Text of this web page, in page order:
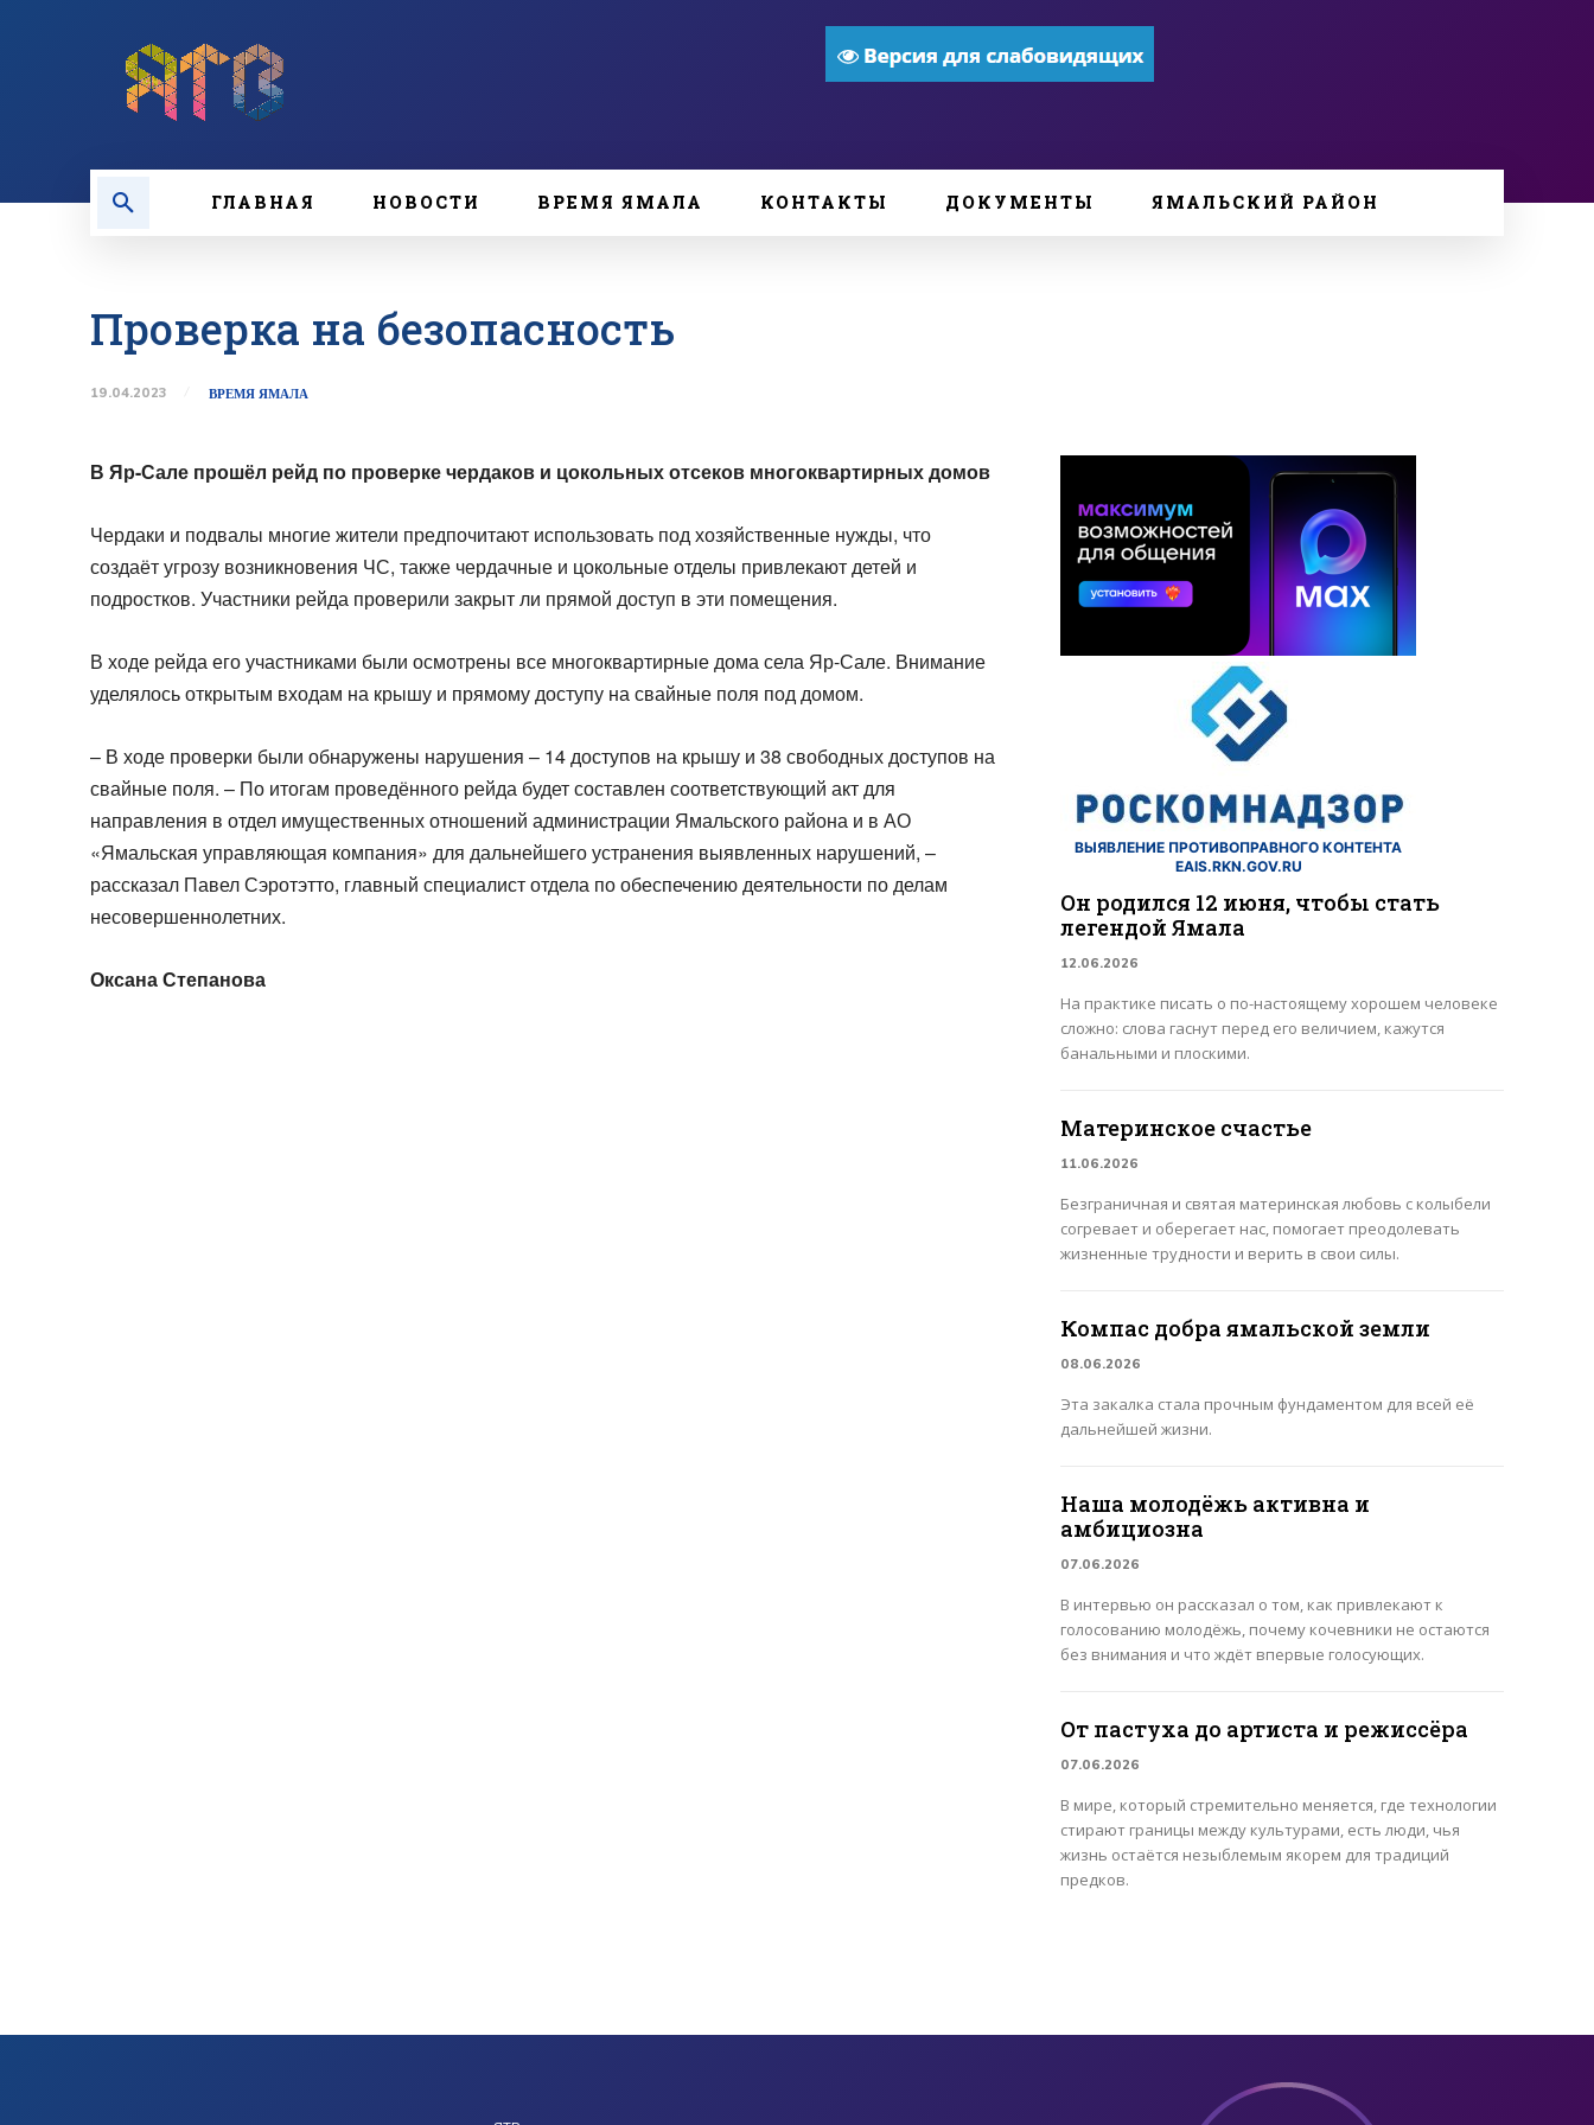
ГЛАВНАЯ НОВОСТИ ВРЕМЯ ЯМАЛА КОНТАКТЫ ДОКУМЕНТЫ ЯМАЛЬСКИЙ РАЙОН
Проверка на безопасность
19.04.2023 ВРЕМЯ ЯМАЛА
В Яр-Сале прошёл рейд по проверке чердаков и цокольных отсеков многоквартирных домов
Чердаки и подвалы многие жители предпочитают использовать под хозяйственные нужды, что
создаёт угрозу возникновения ЧС, также чердачные и цокольные отделы привлекают детей и
подростков. Участники рейда проверили закрыт ли прямой доступ в эти помещения.
В ходе рейда его участниками были осмотрены все многоквартирные дома села Яр-Сале. Внимание
уделялось открытым входам на крышу и прямому доступу на свайные поля под домом.
– В ходе проверки были обнаружены нарушения – 14 доступов на крышу и 38 свободных доступов на
свайные поля. – По итогам проведённого рейда будет составлен соответствующий акт для
направления в отдел имущественных отношений администрации Ямальского района и в АО
«Ямальская управляющая компания» для дальнейшего устранения выявленных нарушений, –
рассказал Павел Сэротэтто, главный специалист отдела по обеспечению деятельности по делам
несовершеннолетних.
Оксана Степанова
ВЫЯВЛЕНИЕ ПРОТИВОПРАВНОГО КОНТЕНТА
EAIS.RKN.GOV.RU
Он родился 12 июня, чтобы стать
легендой Ямала
12.06.2026
На практике писать о по-настоящему хорошем человеке
сложно: слова гаснут перед его величием, кажутся
банальными и плоскими.
Материнское счастье
11.06.2026
Безграничная и святая материнская любовь с колыбели
согревает и оберегает нас, помогает преодолевать
жизненные трудности и верить в свои силы.
Компас добра ямальской земли
08.06.2026
Эта закалка стала прочным фундаментом для всей её
дальнейшей жизни.
Наша молодёжь активна и
амбициозна
07.06.2026
В интервью он рассказал о том, как привлекают к
голосованию молодёжь, почему кочевники не остаются
без внимания и что ждёт впервые голосующих.
От пастуха до артиста и режиссёра
07.06.2026
В мире, который стремительно меняется, где технологии
стирают границы между культурами, есть люди, чья
жизнь остаётся незыблемым якорем для традиций
предков.